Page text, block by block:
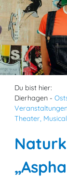
Du bist hier:
Dierhagen -
Theater,